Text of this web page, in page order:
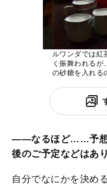
ルワンダでは紅
く振舞われるが
の砂糖を入れる
――なるほど……予想
後のご予定などはあ
自分でなにかを決め